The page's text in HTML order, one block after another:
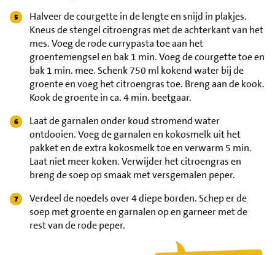
Halveer de courgette in de lengte en snijd in plakjes.
Kneus de stengel citroengras met de achterkant van het
mes. Voeg de rode currypasta toe aan het
groentemengsel en bak 1 min. Voeg de courgette toe en
bak 1 min. mee. Schenk 750 ml kokend water bij de
groente en voeg het citroengras toe. Breng aan de kook.
Kook de groente in ca. 4 min. beetgaar.
Laat de garnalen onder koud stromend water
ontdooien. Voeg de garnalen en kokosmelk uit het
pakket en de extra kokosmelk toe en verwarm 5 min.
Laat niet meer koken. Verwijder het citroengras en
breng de soep op smaak met versgemalen peper.
Verdeel de noedels over 4 diepe borden. Schep er de
soep met groente en garnalen op en garneer met de
rest van de rode peper.